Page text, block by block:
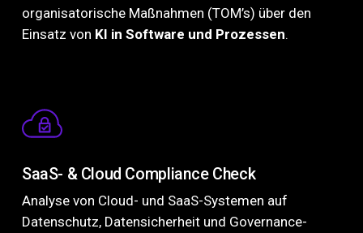
organisatorische Maßnahmen (TOM’s) über den
Einsatz von KI in Software und Prozessen.
SaaS- & Cloud Compliance Check
Analyse von Cloud- und SaaS-Systemen auf
Datenschutz, Datensicherheit und Governance-